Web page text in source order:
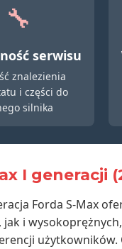
🔧
serwisu
znalezienia
i części do
silnika
I generacji
Forda S-Max
jak i
użytkowników.